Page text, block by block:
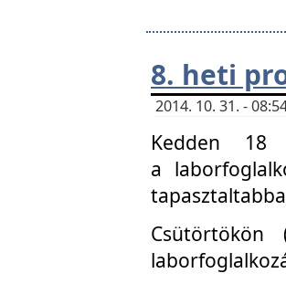
8. heti
2014. 10. 31. -
Kedden 18
a